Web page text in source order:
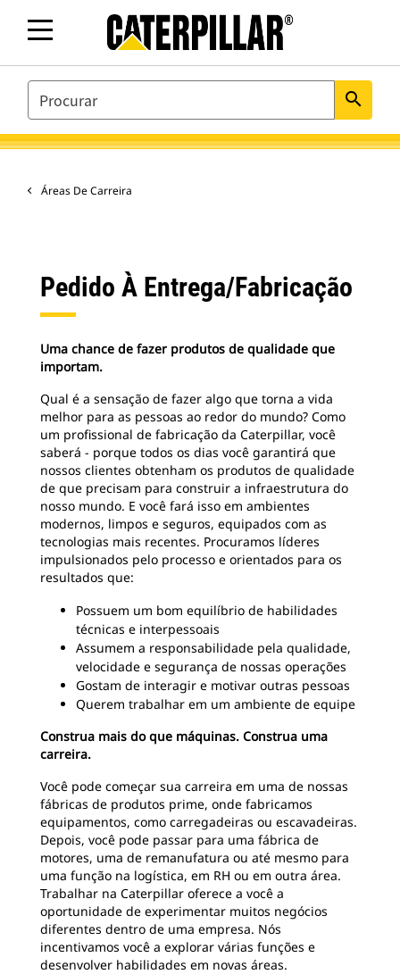
SEARCH search
Áreas De Carreira
Pedido À Entrega/Fabricação
Uma chance de fazer produtos de qualidade que
importam.
Qual é a sensação de fazer algo que torna a vida
melhor para as pessoas ao redor do mundo? Como
um profissional de fabricação da Caterpillar, você
saberá - porque todos os dias você garantirá que
nossos clientes obtenham os produtos de qualidade
de que precisam para construir a infraestrutura do
nosso mundo. E você fará isso em ambientes
modernos, limpos e seguros, equipados com as
tecnologias mais recentes. Procuramos líderes
impulsionados pelo processo e orientados para os
resultados que:
Possuem um bom equilíbrio de habilidades
técnicas e interpessoais
Assumem a responsabilidade pela qualidade,
velocidade e segurança de nossas operações
Gostam de interagir e motivar outras pessoas
Querem trabalhar em um ambiente de equipe
Construa mais do que máquinas. Construa uma
carreira.
Você pode começar sua carreira em uma de nossas
fábricas de produtos prime, onde fabricamos
equipamentos, como carregadeiras ou escavadeiras.
Depois, você pode passar para uma fábrica de
motores, uma de remanufatura ou até mesmo para
uma função na logística, em RH ou em outra área.
Trabalhar na Caterpillar oferece a você a
oportunidade de experimentar muitos negócios
diferentes dentro de uma empresa. Nós
incentivamos você a explorar várias funções e
desenvolver habilidades em novas áreas.